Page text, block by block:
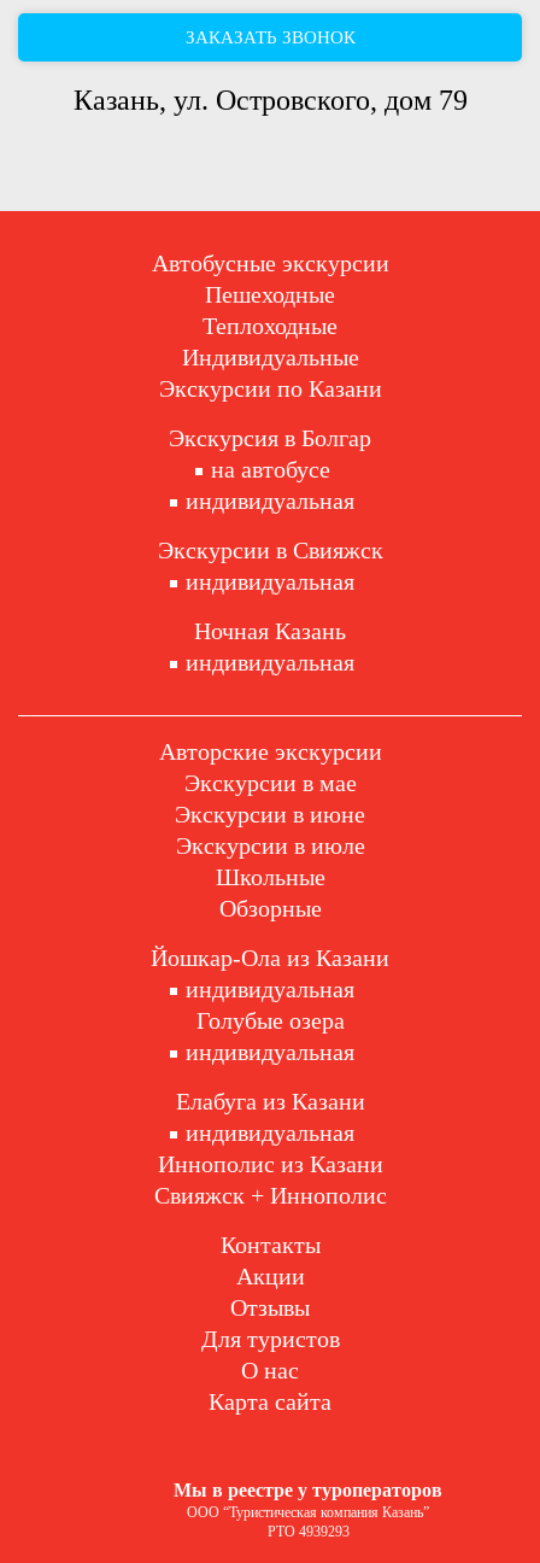
ЗАКАЗАТЬ ЗВОНОК
Казань, ул. Островского, дом 79
Автобусные экскурсии
Пешеходные
Теплоходные
Индивидуальные
Экскурсии по Казани
Экскурсия в Болгар
на автобусе
индивидуальная
Экскурсии в Свияжск
индивидуальная
Ночная Казань
индивидуальная
Авторские экскурсии
Экскурсии в мае
Экскурсии в июне
Экскурсии в июле
Школьные
Обзорные
Йошкар-Ола из Казани
индивидуальная
Голубые озера
индивидуальная
Елабуга из Казани
индивидуальная
Иннополис из Казани
Свияжск + Иннополис
Контакты
Акции
Отзывы
Для туристов
О нас
Карта сайта
Мы в реестре у туроператоров
ООО “Туристическая компания Казань”
РТО 4939293